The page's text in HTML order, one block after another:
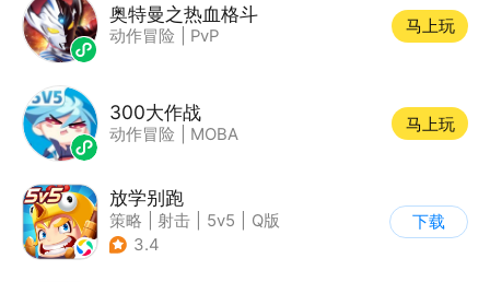
奥特曼之热血格斗
动作冒险 PvP
马上玩
300大作战
动作冒险 MOBA
马上玩
放学别跑
策略 射击 5v5
Q版
3.4
下载